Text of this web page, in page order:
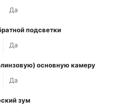
Да
подсветки
Да
основную камеру
Да
зум